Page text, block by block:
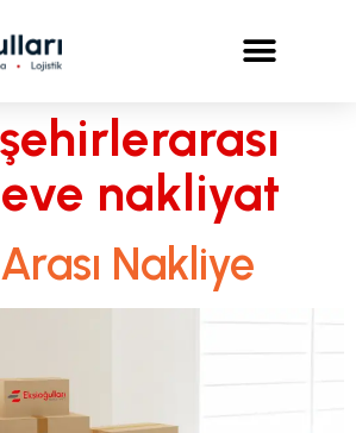
şehirlerarası
nakliyat
Nakliye